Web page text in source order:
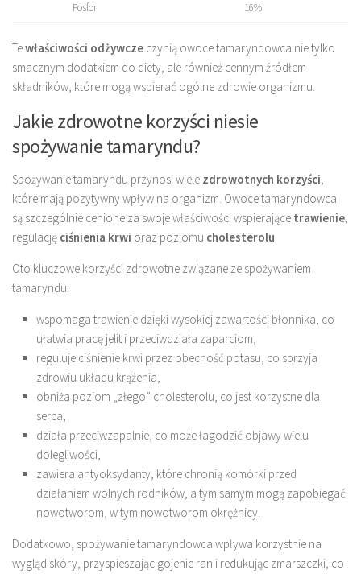
Fosfor 16%
Tewłaściwości odżywcze czynią owoce tamaryndowca nie tylko
smacznym dodatkiem do diety, ale również cennym źródłem
składników, które mogą wspierać ogólne zdrowie organizmu.
Jakie zdrowotne korzyści niesie
spożywanie tamaryndu?
Spożywanie tamaryndu przynosi wiele zdrowotnych korzyści,
które mają pozytywny wpływ na organizm. Owoce tamaryndowca
są szczególnie cenione za swoje właściwości wspierające trawienie,
regulację ciśnienia krwi oraz poziomu cholesterolu.
Oto kluczowe korzyści zdrowotne związane ze spożywaniem
tamaryndu:
wspomaga trawienie dzięki wysokiej zawartości błonnika, co
ułatwia pracę jelit i przeciwdziała zaparciom,
reguluje ciśnienie krwi przez obecność potasu, co sprzyja
zdrowiu układu krążenia,
obniża poziom „złego” cholesterolu, co jest korzystne dla
serca,
działa przeciwzapalnie, co może łagodzić objawy wielu
dolegliwości,
zawiera antyoksydanty, które chronią komórki przed
działaniem wolnych rodników, a tym samym mogą zapobiegać
nowotworom, w tym nowotworom okrężnicy.
Dodatkowo, spożywanie tamaryndowca wpływa korzystnie na
wygląd skóry, przyspieszając gojenie ran i redukując zmarszczki, co